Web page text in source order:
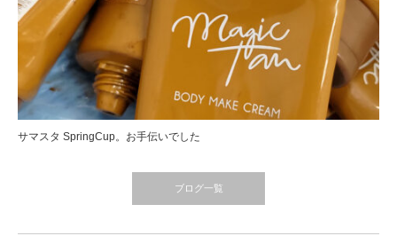
サマスタ SpringCup。お手伝いでした
ブログ一覧